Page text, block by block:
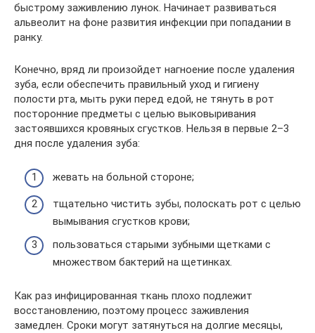
быстрому заживлению лунок. Начинает развиваться
альвеолит на фоне развития инфекции при попадании в
ранку.
Конечно, вряд ли произойдет нагноение после удаления
зуба, если обеспечить правильный уход и гигиену
полости рта, мыть руки перед едой, не тянуть в рот
посторонние предметы с целью выковыривания
застоявшихся кровяных сгустков. Нельзя в первые 2–3
дня после удаления зуба:
жевать на больной стороне;
тщательно чистить зубы, полоскать рот с целью
вымывания сгустков крови;
пользоваться старыми зубными щетками с
множеством бактерий на щетинках.
Как раз инфицированная ткань плохо подлежит
восстановлению, поэтому процесс заживления
замедлен. Сроки могут затянуться на долгие месяцы,